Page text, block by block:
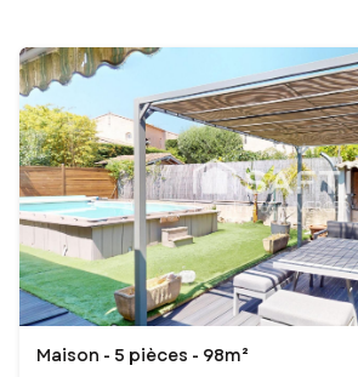
Maison - 5 pièces - 98m²